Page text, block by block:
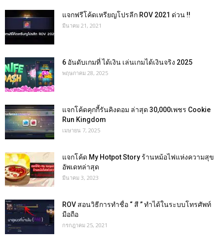
แจกฟรีโค้ดเหรียญโปรลีก ROV 2021 ด่วน !!
มีนาคม 21, 2021
6 อันดับเกมที่ ได้เงิน เล่นเกมได้เงินจริง 2025
พฤษภาคม 28, 2025
แจกโค้ดคุกกี้รันคิงดอม ล่าสุด 30,000เพชร Cookie
Run Kingdom
เมษายน 7, 2025
แจกโค้ด My Hotpot Story ร้านหม้อไฟแห่งความสุข
อัพเดทล่าสุด
มีนาคม 3, 2023
ROV สอนวิธีการทำชื่อ “ สี ” ทำได้ในระบบโทรศัพท์
มือถือ
กรกฎาคม 25, 2021